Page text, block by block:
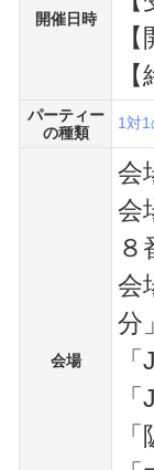
開催日時
パーティー
の種類
1対
会場
会
会
会
分